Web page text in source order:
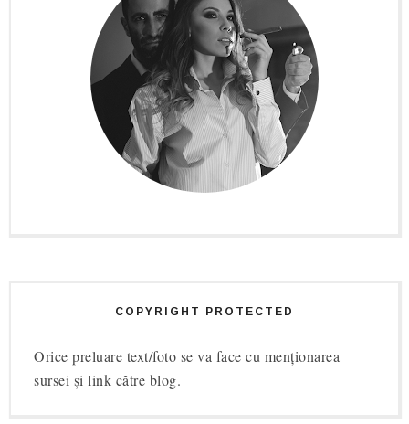
COPYRIGHT PROTECTED
Orice preluare text/foto se va face cu menționarea
sursei și link către blog.